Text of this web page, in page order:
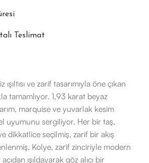
Teslimat
ve zarif tasarımıyla öne çıkan
tamamlıyor. 1,93 karat beyaz
marquise ve yuvarlak kesim
uyumunu sergiliyor. Her bir taş,
dikkatlice seçilmiş, zarif bir akış
Kolye, zarif zinciriyle modern
ışıldayarak göz alıcı bir